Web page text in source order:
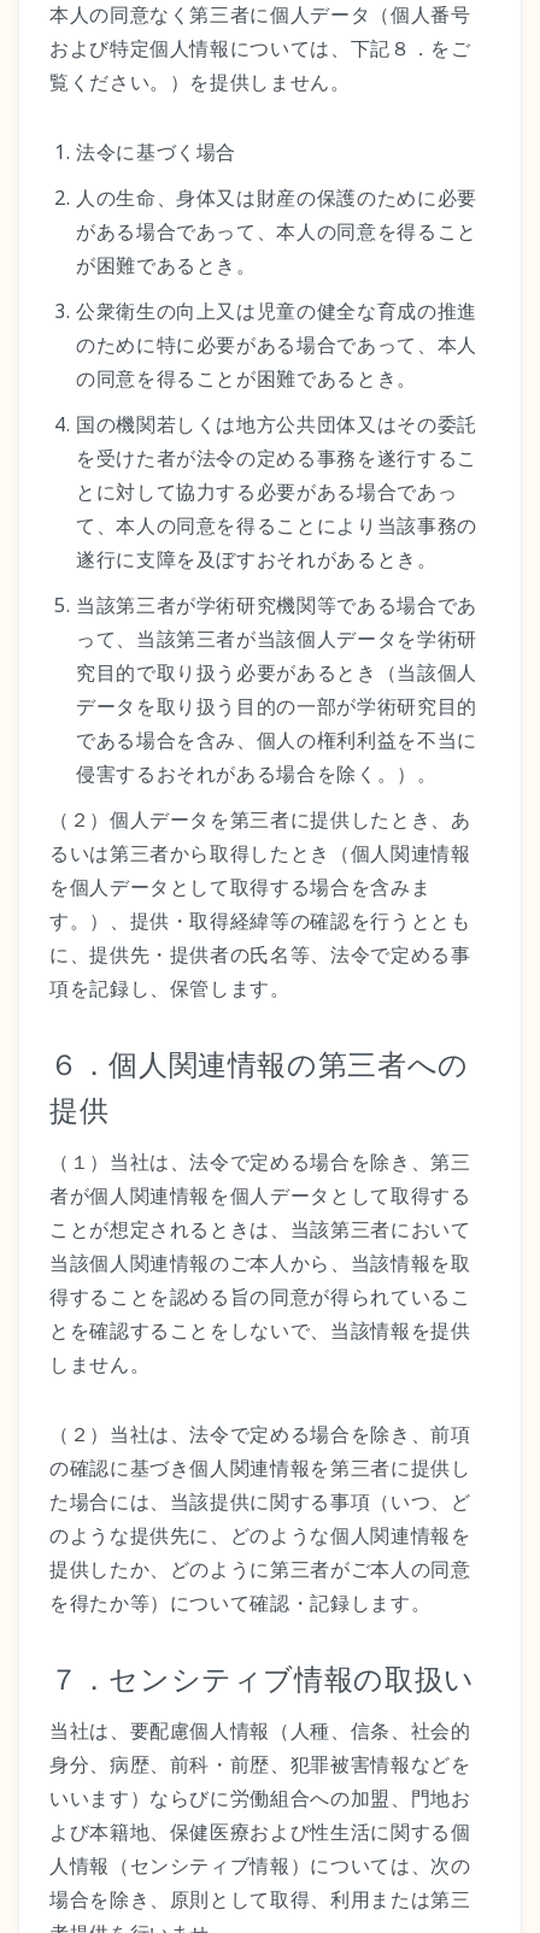
本人の同意なく第三者に個人データ（個人番号
および特定個人情報については、下記８．をご
覧ください。）を提供しません。
法令に基づく場合
人の生命、身体又は財産の保護のために必要
がある場合であって、本人の同意を得ること
が困難であるとき。
公衆衛生の向上又は児童の健全な育成の推進
のために特に必要がある場合であって、本人
の同意を得ることが困難であるとき。
国の機関若しくは地方公共団体又はその委託
を受けた者が法令の定める事務を遂行するこ
とに対して協力する必要がある場合であっ
て、本人の同意を得ることにより当該事務の
遂行に支障を及ぼすおそれがあるとき。
当該第三者が学術研究機関等である場合であ
って、当該第三者が当該個人データを学術研
究目的で取り扱う必要があるとき（当該個人
データを取り扱う目的の一部が学術研究目的
である場合を含み、個人の権利利益を不当に
侵害するおそれがある場合を除く。）。
（２）個人データを第三者に提供したとき、あ
るいは第三者から取得したとき（個人関連情報
を個人データとして取得する場合を含みま
す。）、提供・取得経緯等の確認を行うととも
に、提供先・提供者の氏名等、法令で定める事
項を記録し、保管します。
６．個人関連情報の第三者への
提供
（１）当社は、法令で定める場合を除き、第三
者が個人関連情報を個人データとして取得する
ことが想定されるときは、当該第三者において
当該個人関連情報のご本人から、当該情報を取
得することを認める旨の同意が得られているこ
とを確認することをしないで、当該情報を提供
しません。
（２）当社は、法令で定める場合を除き、前項
の確認に基づき個人関連情報を第三者に提供し
た場合には、当該提供に関する事項（いつ、ど
のような提供先に、どのような個人関連情報を
提供したか、どのように第三者がご本人の同意
を得たか等）について確認・記録します。
７．センシティブ情報の取扱い
当社は、要配慮個人情報（人種、信条、社会的
身分、病歴、前科・前歴、犯罪被害情報などを
いいます）ならびに労働組合への加盟、門地お
よび本籍地、保健医療および性生活に関する個
人情報（センシティブ情報）については、次の
場合を除き、原則として取得、利用または第三